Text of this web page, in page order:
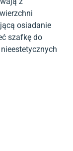
osiadanie
szafkę do